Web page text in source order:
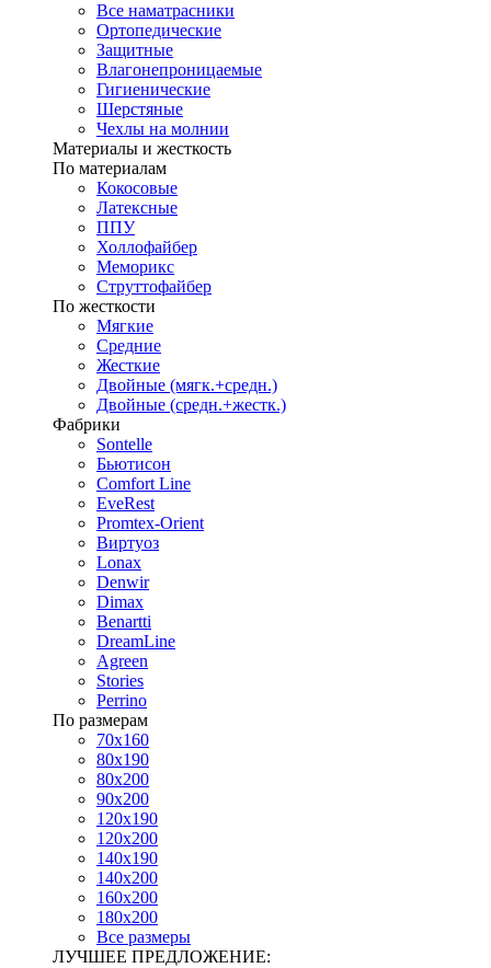
Все наматрасники
Ортопедические
Защитные
Влагонепроницаемые
Гигиенические
Шерстяные
Чехлы на молнии
Материалы и жесткость
По материалам
Кокосовые
Латексные
ППУ
Холлофайбер
Меморикс
Струттофайбер
По жесткости
Мягкие
Средние
Жесткие
Двойные (мягк.+средн.)
Двойные (средн.+жестк.)
Фабрики
Sontelle
Бьютисон
Comfort Line
EveRest
Promtex-Orient
Виртуоз
Lonax
Denwir
Dimax
Benartti
DreamLine
Agreen
Stories
Perrino
По размерам
70х160
80х190
80х200
90х200
120х190
120х200
140х190
140х200
160х200
180х200
Все размеры
ЛУЧШЕЕ ПРЕДЛОЖЕНИЕ: